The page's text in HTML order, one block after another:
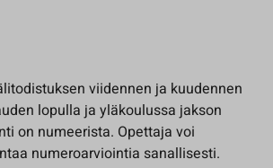
viidennen ja kuudennen
lopulla ja yläkoulussa jakson
on numeerista. Opettaja voi
numeroarviointia sanallisesti.